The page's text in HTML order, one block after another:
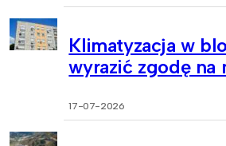
Klimatyzacja w
wyrazić zgodę na
17-07-2026